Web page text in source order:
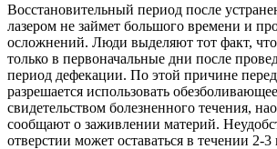
Восстановительный период после
лазером не займет большого времени и
осложнений. Люди выделяют тот факт,
только в первоначальные дни после
период дефекации. По этой причине
разрешается использовать
свидетельством болезненного течения,
сообщают о заживлении материй.
отверстии может оставаться в течении 2-3